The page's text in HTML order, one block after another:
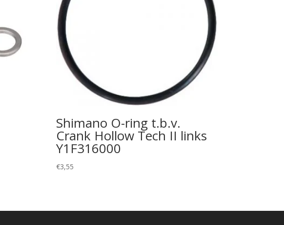
Shimano O-ring t.b.v.
Crank Hollow Tech II links
Y1F316000
€3,55